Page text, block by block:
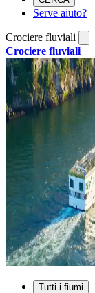
Serve aiuto?
Crociere fluviali
Crociere fluviali
Tutti i fiumi